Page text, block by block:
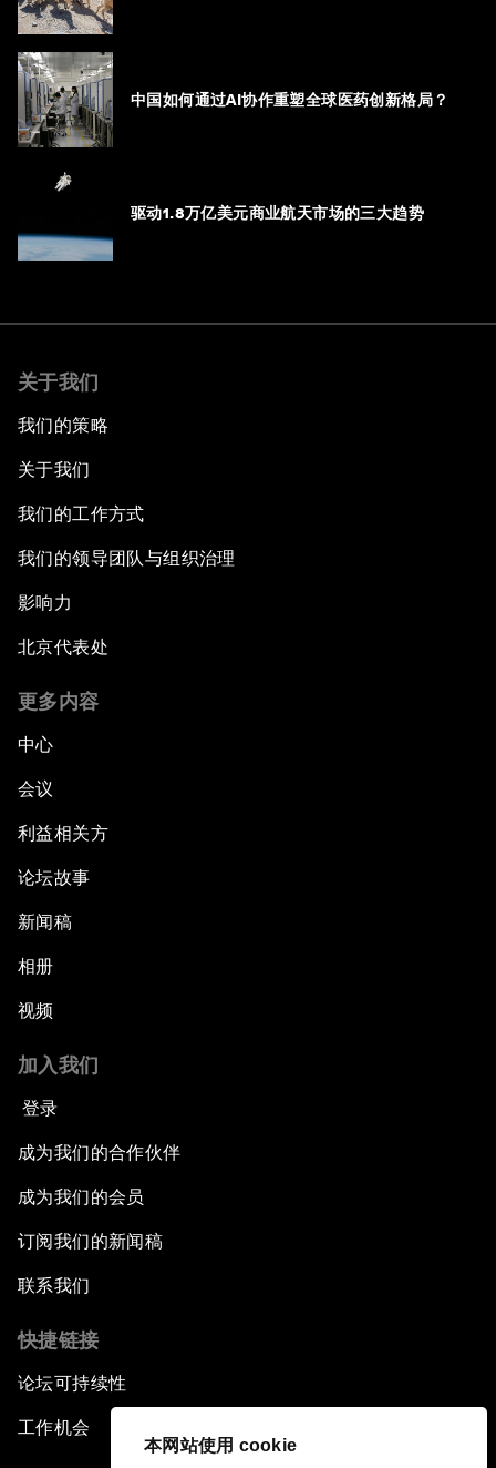
本网站使用 cookie
中国如何通过AI协作重塑全球医药创新格局？
驱动1.8万亿美元商业航天市场的三大趋势
关于我们
我们的策略
关于我们
我们的工作方式
我们的领导团队与组织治理
影响力
北京代表处
更多内容
中心
会议
利益相关方
论坛故事
新闻稿
相册
视频
加入我们
登录
成为我们的合作伙伴
成为我们的会员
订阅我们的新闻稿
联系我们
快捷链接
论坛可持续性
工作机会